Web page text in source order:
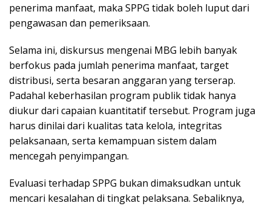
penerima manfaat, maka SPPG tidak boleh luput dari
pengawasan dan pemeriksaan.
Selama ini, diskursus mengenai MBG lebih banyak
berfokus pada jumlah penerima manfaat, target
distribusi, serta besaran anggaran yang terserap.
Padahal keberhasilan program publik tidak hanya
diukur dari capaian kuantitatif tersebut. Program juga
harus dinilai dari kualitas tata kelola, integritas
pelaksanaan, serta kemampuan sistem dalam
mencegah penyimpangan.
Evaluasi terhadap SPPG bukan dimaksudkan untuk
mencari kesalahan di tingkat pelaksana. Sebaliknya,